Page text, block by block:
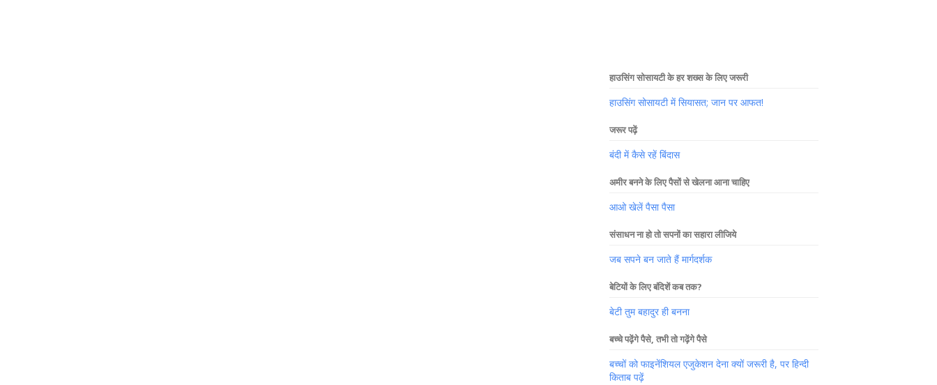
हाउसिंग सोसायटी के हर शख्स के लिए जरूरी
हाउसिंग सोसायटी में सियासत; जान पर आफत!
जरूर पढ़ें
बंदी में कैसे रहें बिंदास
अमीर बनने के लिए पैसों से खेलना आना चाहिए
आओ खेलें पैसा पैसा
संसाधन ना हो तो सपनों का सहारा लीजिये
जब सपने बन जाते हैं मार्गदर्शक
बेटियों के लिए बंदिशें कब तक?
बेटी तुम बहादुर ही बनना
बच्चे पढ़ेंगे पैसे, तभी तो गढ़ेंगे पैसे
बच्चों को फाइनेंशियल एजुकेशन देना क्यों जरूरी है, पर हिन्दी
किताब पढ़ें